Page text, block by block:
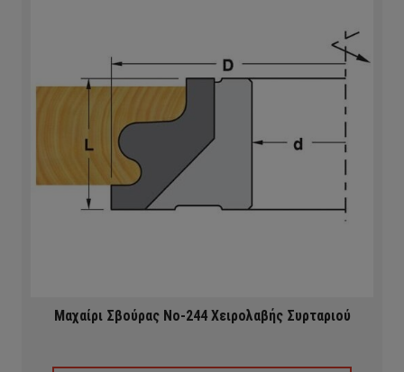
Μαχαίρι Σβούρας Νο-244 Χειρολαβής Συρταριού